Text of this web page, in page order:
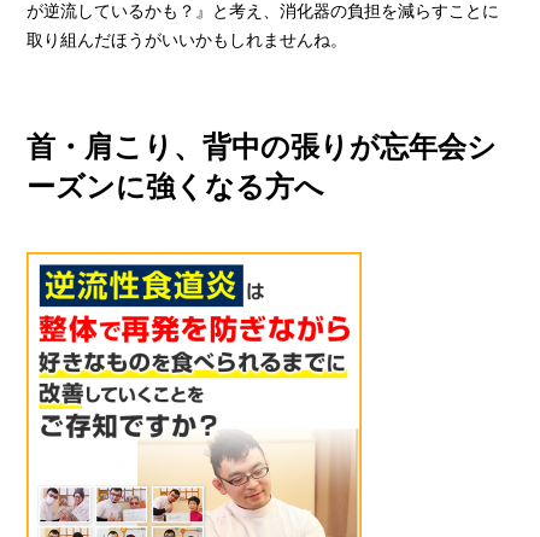
が逆流しているかも？』と考え、消化器の負担を減らすことに
取り組んだほうがいいかもしれませんね。
首・肩こり、背中の張りが忘年会シ
ーズンに強くなる方へ